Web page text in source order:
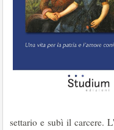
settario e subì il carcere.